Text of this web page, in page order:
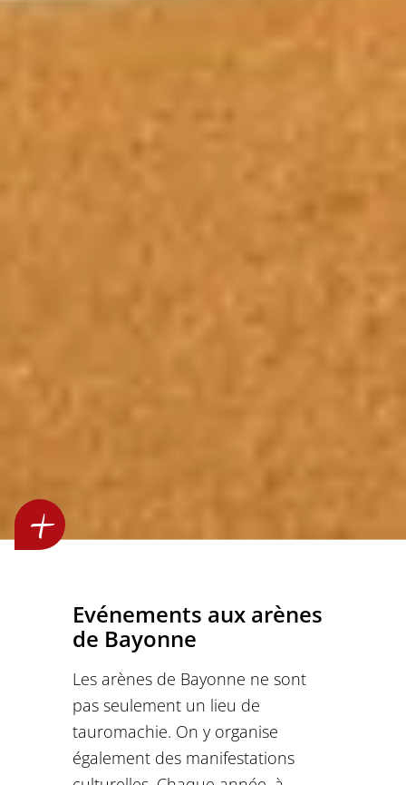
Evénements aux arènes
de Bayonne
Les arènes de Bayonne ne sont
pas seulement un lieu de
tauromachie. On y organise
également des manifestations